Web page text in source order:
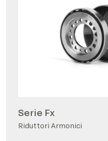
Serie Fx
Riduttori Armonici